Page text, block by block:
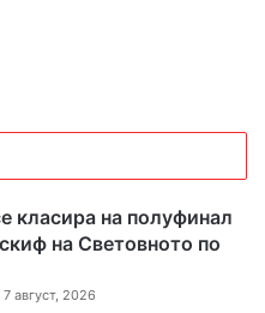
класира на полуфинал
на Световното по
август, 2026